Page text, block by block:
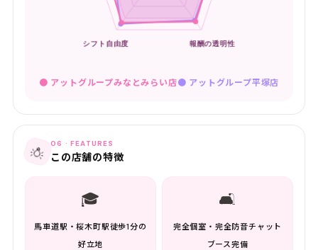
● アットグループみなとみらい店● アットグループ平塚店
💡 06 · FEATURES
この店舗の特徴
🎓
馬車道駅・桜木町駅徒歩1分の
好立地
🛋️
完全個室・完全防音チャット
ブース完備